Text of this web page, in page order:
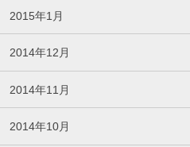
2015年1月
2014年12月
2014年11月
2014年10月